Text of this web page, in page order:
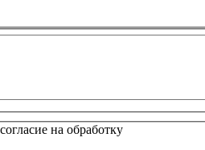
на обработку